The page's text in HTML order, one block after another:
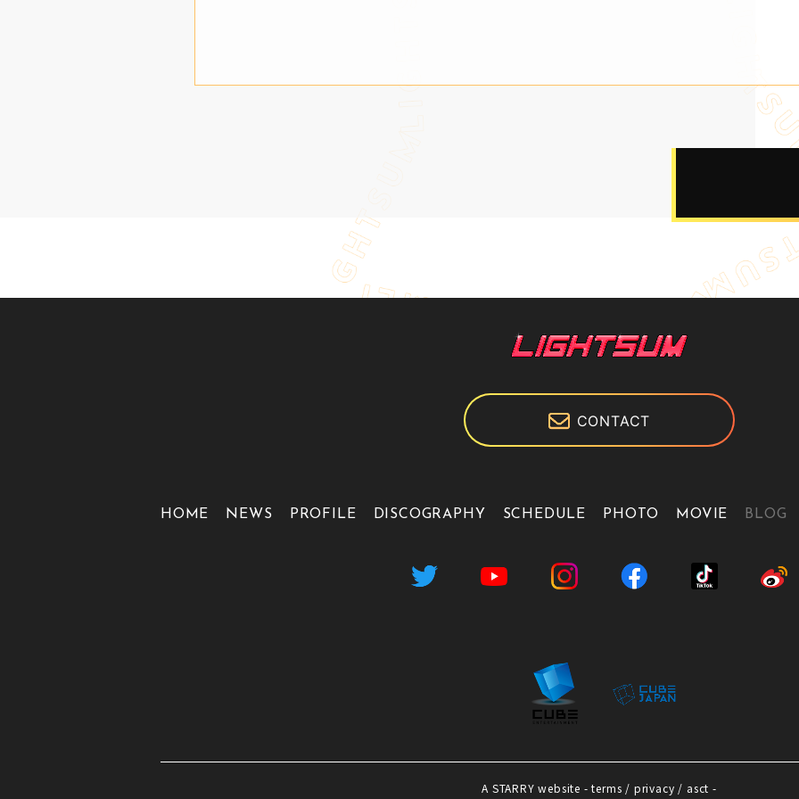
CONTACT
HOME NEWS PROFILE DISCOGRAPHY SCHEDULE PHOTO MOVIE BLOG
A STARRY website -terms / privacy / asct -